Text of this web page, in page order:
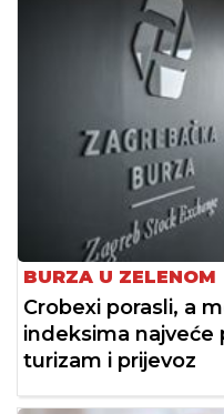
BURZA U ZELENOM
Crobexi porasli, a
indeksima najveće
turizam i prijevoz